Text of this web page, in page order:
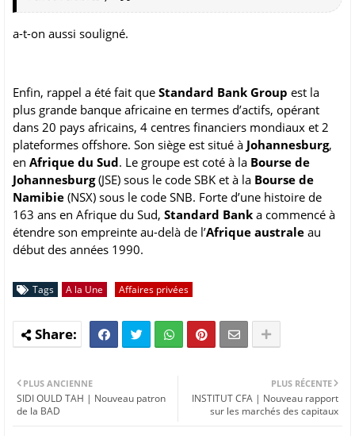
a-t-on aussi souligné.
Enfin, rappel a été fait que Standard Bank Group est la
plus grande banque africaine en termes d’actifs, opérant
dans 20 pays africains, 4 centres financiers mondiaux et 2
plateformes offshore. Son siège est situé à Johannesburg,
en Afrique du Sud. Le groupe est coté à la Bourse de
Johannesburg(JSE) sous le code SBK et à la Bourse de
Namibie (NSX) sous le code SNB. Forte d’une histoire de
163 ans en Afrique du Sud, Standard Bank a commencé à
étendre son empreinte au-delà de l’Afrique australe au
début des années 1990.
Tags A la Une Affaires privées
PLUS RÉCENTE
INSTITUT CFA | Nouveau rapport
sur les marchés des capitaux
PLUS ANCIENNE
SIDI OULD TAH | Nouveau patron
de la BAD